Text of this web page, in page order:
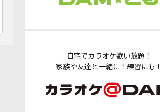
自宅でカラオケ歌い放題！
家族や友達と一緒に！練習にも！